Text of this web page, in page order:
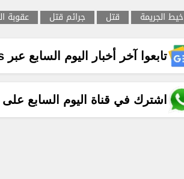
خيط الجريمة قتل جرائم قتل عقوبة
تابعوا آخر أخبار اليوم السابع عبر Google News
اشترك في قناة اليوم السابع